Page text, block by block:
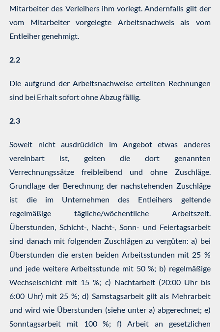
Mitarbeiter des Verleihers ihm vorlegt. Andernfalls gilt der
vom Mitarbeiter vorgelegte Arbeitsnachweis als vom
Entleiher genehmigt.
2.2
Die aufgrund der Arbeitsnachweise erteilten Rechnungen
sind bei Erhalt sofort ohne Abzug fällig.
2.3
Soweit nicht ausdrücklich im Angebot etwas anderes
vereinbart ist, gelten die dort genannten
Verrechnungssätze freibleibend und ohne Zuschläge.
Grundlage der Berechnung der nachstehenden Zuschläge
ist die im Unternehmen des Entleihers geltende
regelmäßige tägliche/wöchentliche Arbeitszeit.
Überstunden, Schicht-, Nacht-, Sonn- und Feiertagsarbeit
sind danach mit folgenden Zuschlägen zu vergüten: a) bei
Überstunden die ersten beiden Arbeitsstunden mit 25 %
und jede weitere Arbeitsstunde mit 50 %; b) regelmäßige
Wechselschicht mit 15 %; c) Nachtarbeit (20:00 Uhr bis
6:00 Uhr) mit 25 %; d) Samstagsarbeit gilt als Mehrarbeit
und wird wie Überstunden (siehe unter a) abgerechnet; e)
Sonntagsarbeit mit 100 %; f) Arbeit an gesetzlichen